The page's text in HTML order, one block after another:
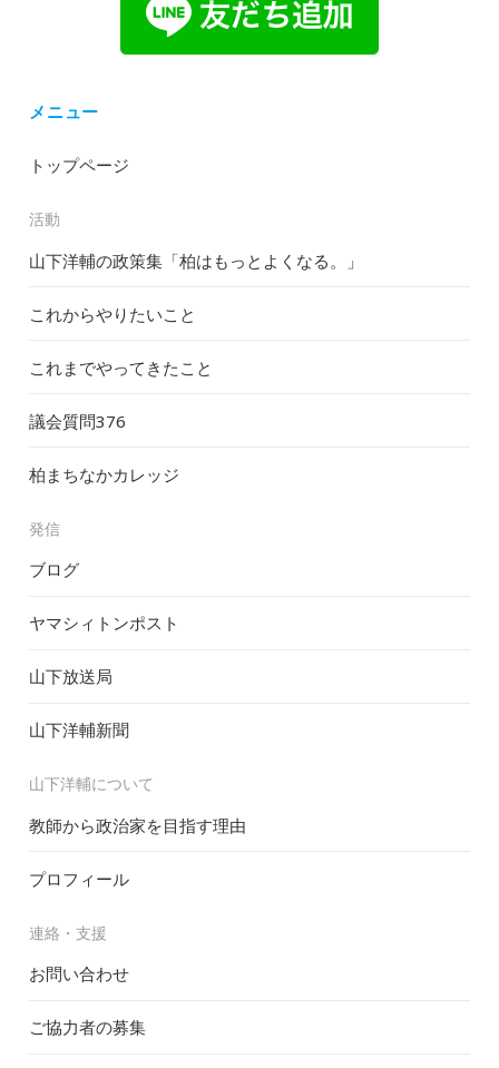
メニュー
トップページ
活動
山下洋輔の政策集「柏はもっとよくなる。」
これからやりたいこと
これまでやってきたこと
議会質問376
柏まちなかカレッジ
発信
ブログ
ヤマシィトンポスト
山下放送局
山下洋輔新聞
山下洋輔について
教師から政治家を目指す理由
プロフィール
連絡・支援
お問い合わせ
ご協力者の募集